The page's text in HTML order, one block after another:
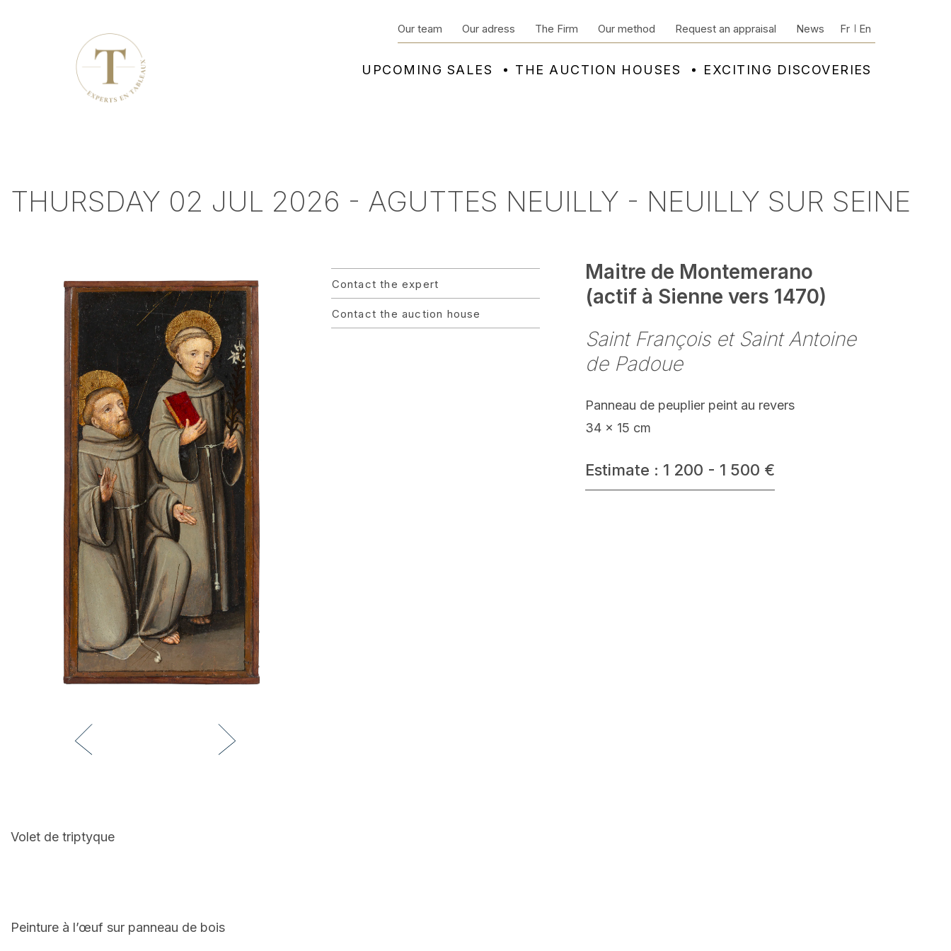
UPCOMING SALES THE AUCTION HOUSES EXCITING DISCOVERIES
Our team Our adress The Firm Our method Request an appraisal News Fr En
THURSDAY 02 JUL 2026 - AGUTTES NEUILLY - NEUILLY SUR SEINE
Contact the expert
Contact the auction house
Maitre de Montemerano
(actif à Sienne vers 1470)
Saint François et Saint Antoine
de Padoue
Panneau de peuplier peint au revers
34 x 15 cm
Estimate : 1 200 - 1 500 €
Volet de triptyque
Peinture à l’œuf sur panneau de bois